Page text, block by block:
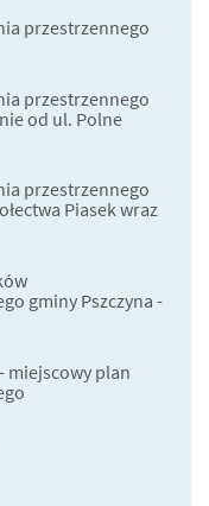
przestrzennego
przestrzennego
od ul. Polne
przestrzennego
Piasek wraz
gminy Pszczyna -
miejscowy plan